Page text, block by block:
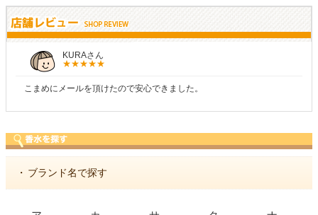
KURAさん
こまめにメールを頂けたので安心できました。
・ ブランド名で探す